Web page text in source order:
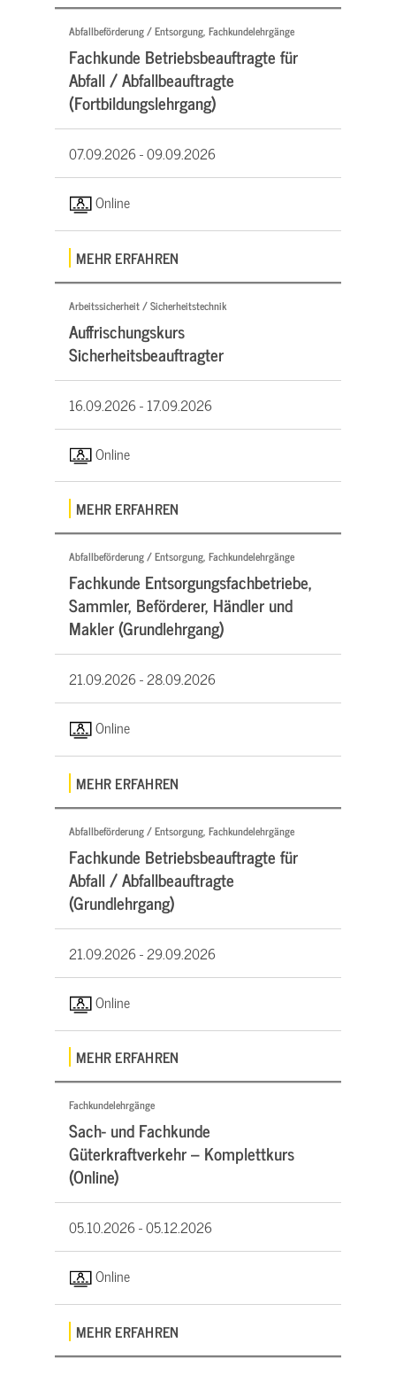
Abfallbeförderung / Entsorgung, Fachkundelehrgänge
Fachkunde Betriebsbeauftragte für
Abfall / Abfallbeauftragte
(Fortbildungslehrgang)
07.09.2026 -09.09.2026
Online
MEHR ERFAHREN
Arbeitssicherheit / Sicherheitstechnik
Auffrischungskurs
Sicherheitsbeauftragter
16.09.2026 -17.09.2026
Online
MEHR ERFAHREN
Abfallbeförderung / Entsorgung, Fachkundelehrgänge
Fachkunde Entsorgungsfachbetriebe,
Sammler, Beförderer, Händler und
Makler (Grundlehrgang)
21.09.2026 -28.09.2026
Online
MEHR ERFAHREN
Abfallbeförderung / Entsorgung, Fachkundelehrgänge
Fachkunde Betriebsbeauftragte für
Abfall / Abfallbeauftragte
(Grundlehrgang)
21.09.2026 -29.09.2026
Online
MEHR ERFAHREN
Fachkundelehrgänge
Sach- und Fachkunde
Güterkraftverkehr – Komplettkurs
(Online)
05.10.2026 -05.12.2026
Online
MEHR ERFAHREN